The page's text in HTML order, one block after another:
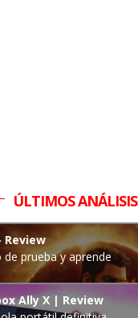
ÚLTIMOS ANÁLISIS
Review
de prueba y aprende
Ally X | Review